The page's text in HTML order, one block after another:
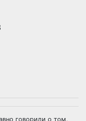
говорили о том,